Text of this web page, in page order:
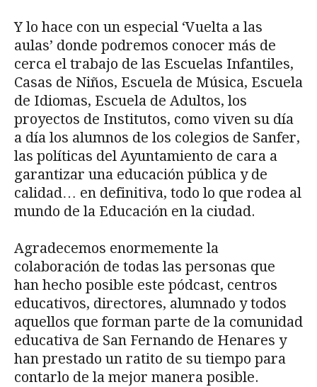
Y lo hace con un especial ‘Vuelta a las
aulas’ donde podremos conocer más de
cerca el trabajo de las Escuelas Infantiles,
Casas de Niños, Escuela de Música, Escuela
de Idiomas, Escuela de Adultos, los
proyectos de Institutos, como viven su día
a día los alumnos de los colegios de Sanfer,
las políticas del Ayuntamiento de cara a
garantizar una educación pública y de
calidad… en definitiva, todo lo que rodea al
mundo de la Educación en la ciudad.
Agradecemos enormemente la
colaboración de todas las personas que
han hecho posible este pódcast, centros
educativos, directores, alumnado y todos
aquellos que forman parte de la comunidad
educativa de San Fernando de Henares y
han prestado un ratito de su tiempo para
contarlo de la mejor manera posible.